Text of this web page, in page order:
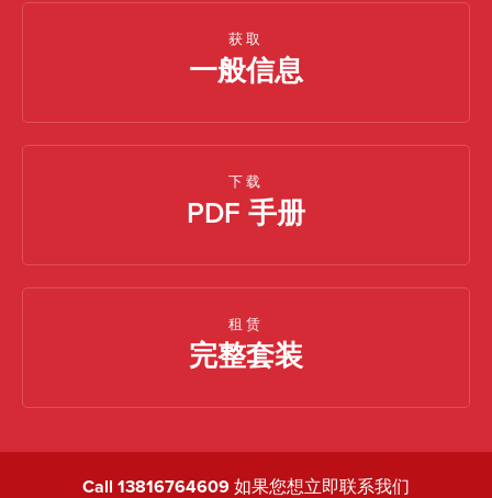
获取
一般信息
下载
PDF 手册
租赁
完整套装
Call 13816764609 如果您想立即联系我们